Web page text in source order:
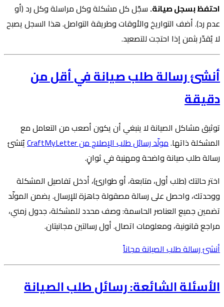
احتفظ بسجل صيانة. سجّل كل مشكلة وكل مراسلة وكل رد (أو
عدم رد). أضف التواريخ والأوقات وطريقة التواصل. هذا السجل يصبح
لا يُقدّر بثمن إذا احتجت للتصعيد.
أنشئ رسالة طلب صيانة في أقل من
دقيقة
توثيق مشاكل الصيانة لا ينبغي أن يكون أصعب من التعامل مع
المشكلة ذاتها.مولّد رسائل طلب الإصلاح من CraftMyLetter
يُنشئ
رسالة طلب صيانة واضحة ومهنية في ثوانٍ.
اختر حالتك (طلب أول، متابعة، أو طوارئ)، أدخل تفاصيل المشكلة
ووحدتك، واحصل على رسالة مصقولة جاهزة للإرسال. يضمن المولّد
تضمين جميع العناصر الحاسمة: وصف محدد للمشكلة، جدول زمني،
مراجع قانونية، ومعلومات اتصال. أول رسالتين مجانيتان.
أنشئ رسالة طلب الصيانة مجاناً
الأسئلة الشائعة: رسائل طلب الصيانة